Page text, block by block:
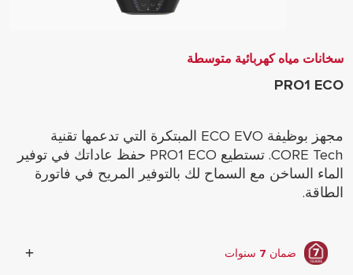
سخانات مياه كهربائية متوسطة
PRO1 ECO
مجهز بوظيفة ECO EVO المبتكرة التي تدعمها تقنية
CORE Tech. تستطيع PRO1 ECO حفظ عاداتك في توفير
الماء الساخن مع السماح لك بالتوفير المريح في فاتورة
الطاقة.
ضمان 7 سنوات